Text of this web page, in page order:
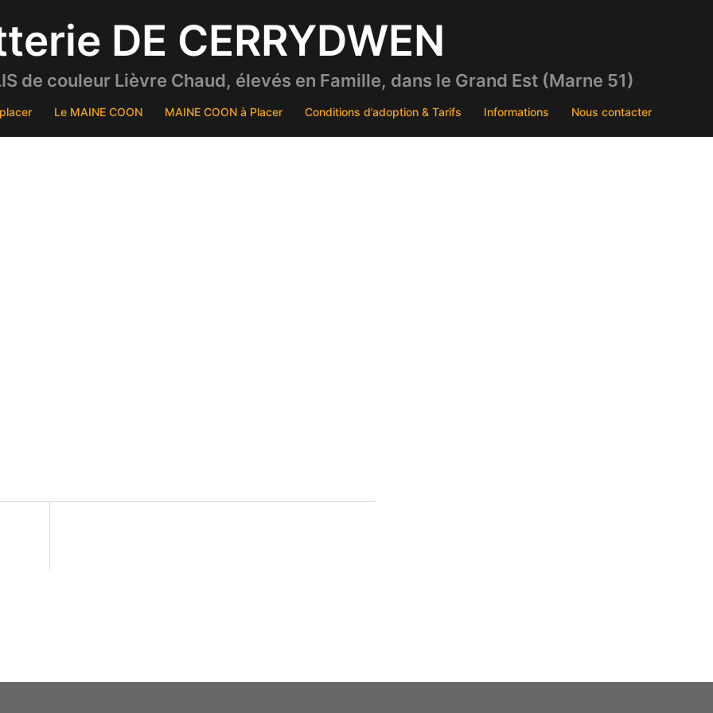
DE CERRYDWEN
de couleur Lièvre Chaud, élevés en Famille, dans le Grand Est (Marne 51)
Le MAINE COON MAINE COON à Placer Conditions d’adoption & Tarifs Informations Nous contacter